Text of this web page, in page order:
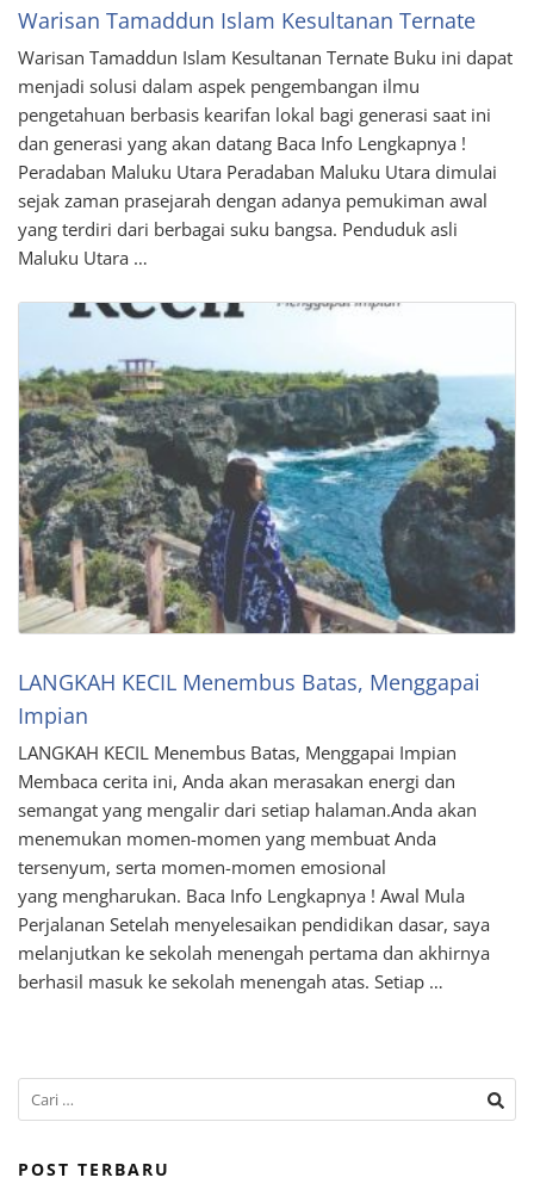
Warisan Tamaddun Islam Kesultanan Ternate
Warisan Tamaddun Islam Kesultanan Ternate Buku ini dapat
menjadi solusi dalam aspek pengembangan ilmu
pengetahuan berbasis kearifan lokal bagi generasi saat ini
dan generasi yang akan datang Baca Info Lengkapnya !
Peradaban Maluku Utara Peradaban Maluku Utara dimulai
sejak zaman prasejarah dengan adanya pemukiman awal
yang terdiri dari berbagai suku bangsa. Penduduk asli
Maluku Utara …
LANGKAH KECIL Menembus Batas, Menggapai
Impian
LANGKAH KECIL Menembus Batas, Menggapai Impian
Membaca cerita ini, Anda akan merasakan energi dan
semangat yang mengalir dari setiap halaman.Anda akan
menemukan momen-momen yang membuat Anda
tersenyum, serta momen-momen emosional
yang mengharukan. Baca Info Lengkapnya ! Awal Mula
Perjalanan Setelah menyelesaikan pendidikan dasar, saya
melanjutkan ke sekolah menengah pertama dan akhirnya
berhasil masuk ke sekolah menengah atas. Setiap …
POST TERBARU